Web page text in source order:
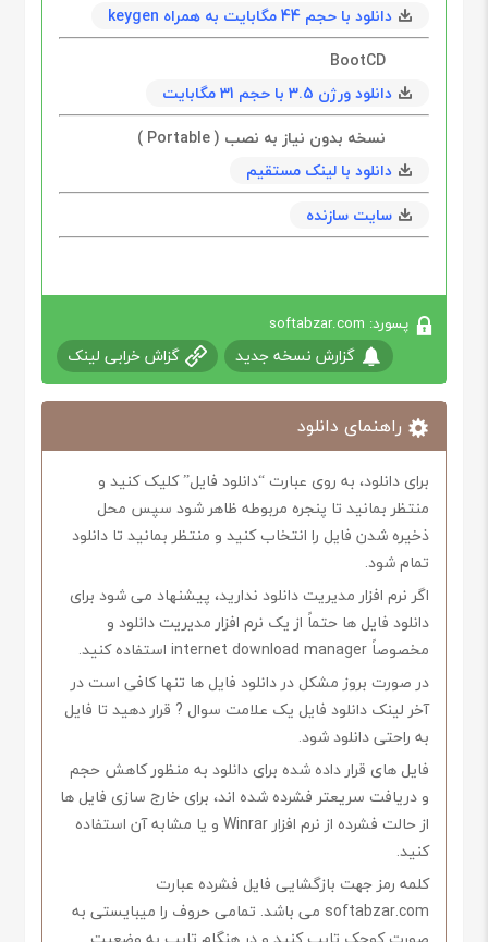
دانلود با حجم 44 مگابايت به همراه keygen
BootCD
دانلود ورژن 3.5 با حجم 31 مگابايت
نسخه بدون نیاز به نصب ( Portable )
دانلود با لینک مستقیم
سایت سازنده
پسورد: softabzar.com
گزارش نسخه جدید گزاش خرابی لینک
راهنمای دانلود
برای دانلود، به روی عبارت “دانلود فایل” کلیک کنید و
منتظر بمانید تا پنجره مربوطه ظاهر شود سپس محل
ذخیره شدن فایل را انتخاب کنید و منتظر بمانید تا دانلود
تمام شود.
اگر نرم افزار مدیریت دانلود ندارید، پیشنهاد می شود برای
دانلود فایل ها حتماً از یک نرم افزار مدیریت دانلود و
مخصوصاً internet download manager استفاده کنید.
در صورت بروز مشکل در دانلود فایل ها تنها کافی است در
آخر لینک دانلود فایل یک علامت سوال ? قرار دهید تا فایل
به راحتی دانلود شود.
فایل های قرار داده شده برای دانلود به منظور کاهش حجم
و دریافت سریعتر فشرده شده اند، برای خارج سازی فایل ها
از حالت فشرده از نرم افزار Winrar و یا مشابه آن استفاده
کنید.
کلمه رمز جهت بازگشایی فایل فشرده عبارت
softabzar.com می باشد. تمامی حروف را میبایستی به